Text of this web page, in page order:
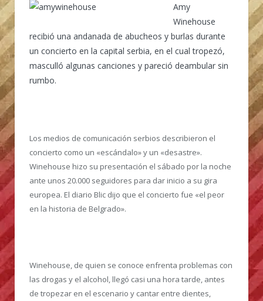
Amy
Winehouse
recibió una andanada de abucheos y burlas durante
un concierto en la capital serbia, en el cual tropezó,
masculló algunas canciones y pareció deambular sin
rumbo.
Los medios de comunicación serbios describieron el
concierto como un «escándalo» y un «desastre».
Winehouse hizo su presentación el sábado por la noche
ante unos 20.000 seguidores para dar inicio a su gira
europea. El diario Blic dijo que el concierto fue «el peor
en la historia de Belgrado».
Winehouse, de quien se conoce enfrenta problemas con
las drogas y el alcohol, llegó casi una hora tarde, antes
de tropezar en el escenario y cantar entre dientes,